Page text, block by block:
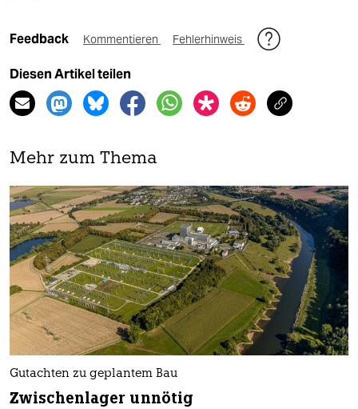
Feedback Kommentieren Fehlerhinweis
Diesen Artikel teilen
Mehr zum Thema
Gutachten zu geplantem Bau
Zwischenlager unnötig